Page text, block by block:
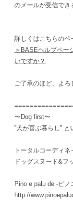
のメールが受信でき
詳しくはこちらのペ
＞BASEヘルプペ
いですか？
ご了承のほど、よろ
〜Dog first〜
”犬が喜ぶ暮らし” と
トータルコーディネ
ドッグスヌード&フ
Pino e palu de -ピノ
http://